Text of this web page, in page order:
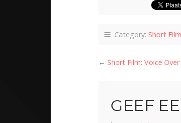
Category: Short Film
← Short Film: Voice
GEEF